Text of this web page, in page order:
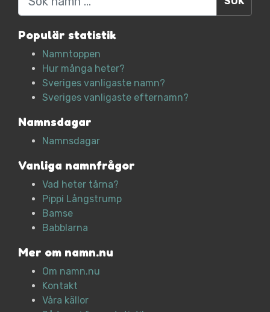
Populär statistik
Namntoppen
Hur många heter?
Sveriges vanligaste namn?
Sveriges vanligaste efternamn?
Namnsdagar
Namnsdagar
Vanliga namnfrågor
Vad heter tårna?
Pippi Långstrump
Bamse
Babblarna
Mer om namn.nu
Om namn.nu
Kontakt
Våra källor